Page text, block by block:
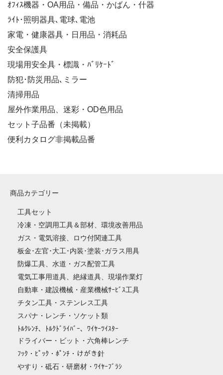
ｵﾌｨｽ機器・OA用品・備品・かばん・什器
ﾗｲﾄ･照明器具､電球､電池
家電・健康器具・日用品・消耗品
安全保護具
現場用安全具・標識・ﾊﾞﾘｹｰﾄﾞ
防犯･防災用品､ミラー
清掃用品
屋外作業用品、迷彩・OD色用品
セット子品番（未掲載）
便利カタログ非掲載品番
商品カテゴリー
工具セット
冷凍・空調用工具＆部材、環境改善用品
ガス・電気溶接、ロウ付関連工具
板金･左官･大工･内装･塗装･ガラス用具
防爆工具、水道・ガス配管工具
電気工事用道具、絶縁道具、現場作業灯
自動車・建設機械・産業機械ｻｰﾋﾞｽ工具
チタン工具・ステンレス工具
スパナ・レンチ・ソケット類
ﾄﾙｸﾚﾝﾁ、ﾄﾙｸﾄﾞﾗｲﾊﾞｰ、ﾜｲﾔｰﾂｲｽﾀｰ
ドライバー・ビット・六角棒レンチ
ﾌｯｸ・ﾋﾟｯｸ・ﾎﾟﾝﾁ・けがき針
やすり・砥石・研磨材・ﾜｲﾔｰﾌﾞﾗｼ